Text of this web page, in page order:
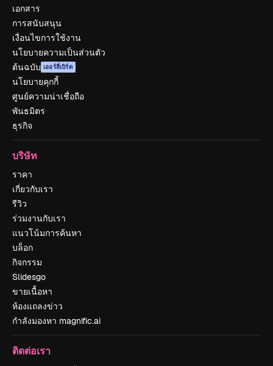
เอกสาร
การสนับสนุน
เงื่อนไขการใช้งาน
นโยบายความเป็นส่วนตัว
ต้นฉบับ เออร์ลี่เบิร์ด
นโยบายคุกกี้
ศูนย์ความน่าเชื่อถือ
พันธมิตร
ธุรกิจ
บริษัท
ราคา
เกี่ยวกับเรา
รีวิว
ร่วมงานกับเรา
แนวโน้มการค้นหา
บล็อก
กิจกรรม
Slidesgo
ขายเนื้อหา
ห้องแถลงข่าว
กำลังมองหา magnific.ai
ติดต่อเรา